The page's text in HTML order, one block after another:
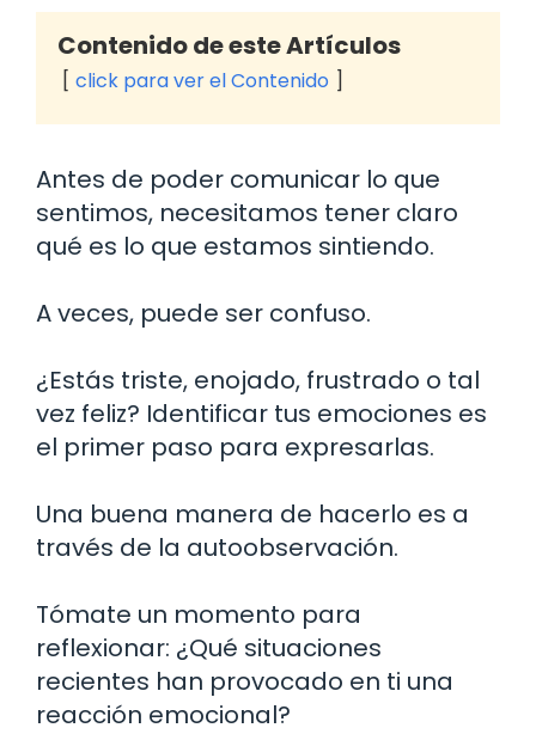
Contenido de este Artículos
click para ver el Contenido
Antes de poder comunicar lo que
sentimos, necesitamos tener claro
qué es lo que estamos sintiendo.
A veces, puede ser confuso.
¿Estás triste, enojado, frustrado o tal
vez feliz? Identificar tus emociones es
el primer paso para expresarlas.
Una buena manera de hacerlo es a
través de la autoobservación.
Tómate un momento para
reflexionar: ¿Qué situaciones
recientes han provocado en ti una
reacción emocional?